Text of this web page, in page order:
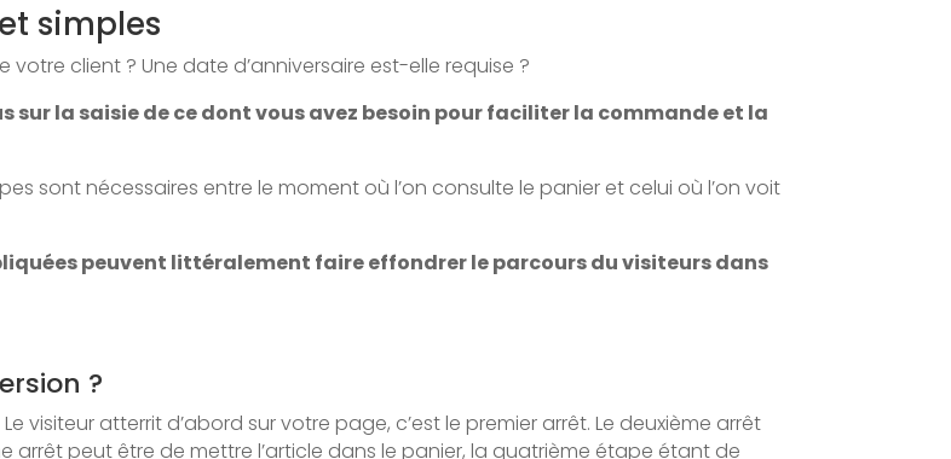
simples
client ? Une date d’anniversaire est-elle requise ?
sur la saisie de ce dont vous avez besoin pour faciliter la commande et la
sont nécessaires entre le moment où l’on consulte le panier et celui où l’on voit
peuvent littéralement faire effondrer le parcours du visiteurs dans
?
visiteur atterrit d’abord sur votre page, c’est le premier arrêt. Le deuxième arrêt
arrêt peut être de mettre l’article dans le panier, la quatrième étape étant de